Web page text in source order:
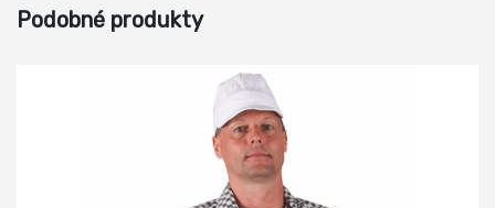
Podobné produkty